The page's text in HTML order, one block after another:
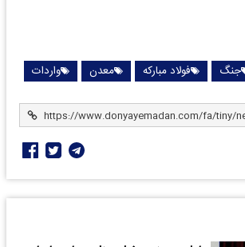
جنگ فولاد مبارکه معدن واردات